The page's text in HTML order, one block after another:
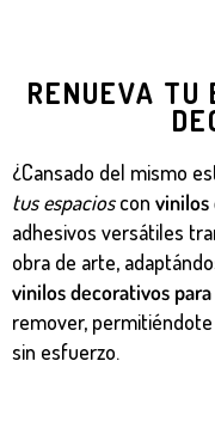
RENUEVA TU
¿Cansado del mismo
tus espacioscon vinilos
adhesivos versátiles
obra de arte,
vinilos decorativos
remover,
sin esfuerzo.